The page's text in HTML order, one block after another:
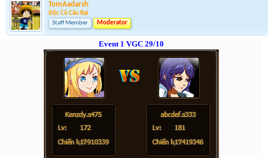
TomAadarsh
Độc Cô Cầu Bại
Staff Member
Moderator
Event 1 VGC 29/10